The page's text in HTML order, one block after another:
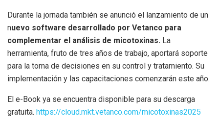
Durante la jornada también se anunció el lanzamiento de un
nuevo software desarrollado por Vetanco para
complementar el análisis de micotoxinas. La
herramienta, fruto de tres años de trabajo, aportará soporte
para la toma de decisiones en su control y tratamiento. Su
implementación y las capacitaciones comenzarán este año.
El e-Book ya se encuentra disponible para su descarga
gratuita. https://cloud.mkt.vetanco.com/micotoxinas2025